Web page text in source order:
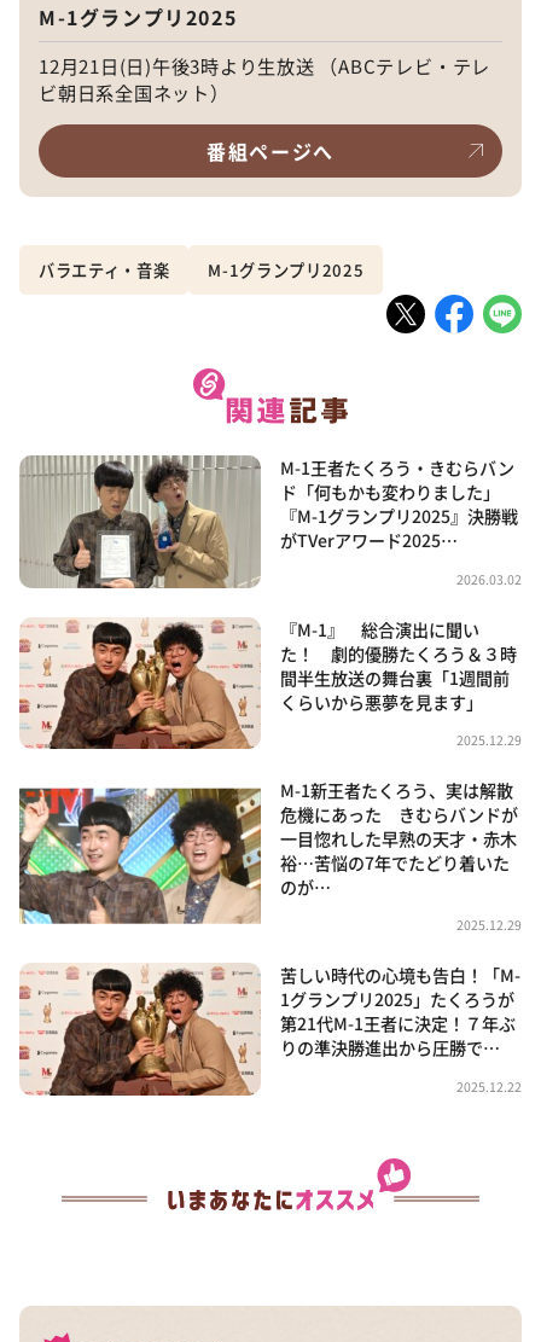
M-1グランプリ2025
12月21日(日)午後3時より生放送 （ABCテレビ・テレ
ビ朝日系全国ネット）
番組ページへ
バラエティ・音楽 M-1グランプリ2025
M-1王者たくろう・きむらバン
ド「何もかも変わりました」
『M-1グランプリ2025』決勝戦
がTVerアワード2025…
2026.03.02
『M-1』 総合演出に聞い
た！ 劇的優勝たくろう＆３時
間半生放送の舞台裏「1週間前
くらいから悪夢を見ます」
2025.12.29
M-1新王者たくろう、実は解散
危機にあった きむらバンドが
一目惚れした早熟の天才・赤木
裕…苦悩の7年でたどり着いた
のが…
2025.12.29
苦しい時代の心境も告白！「M-
1グランプリ2025」たくろうが
第21代M-1王者に決定！７年ぶ
りの準決勝進出から圧勝で…
2025.12.22